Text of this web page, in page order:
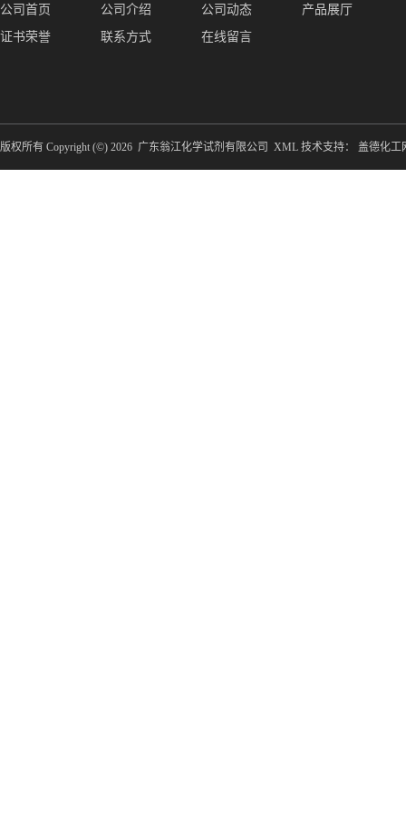
公司首页 公司介绍 公司动态
产品展厅
证书荣誉
联系方式 在线留言
版权所有 Copyright (©) 2026 广东翁江化学试剂有限公司 XML 技术支持： 盖德化工